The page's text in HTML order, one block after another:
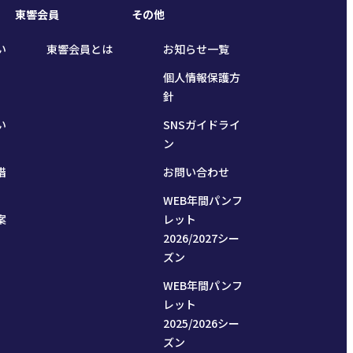
東響会員
東響会員とは
その他
お知らせ一覧
個人情報保護方
針
SNSガイドライ
ン
お問い合わせ
WEB年間パンフ
レット
2026/2027シー
ズン
WEB年間パンフ
レット
2025/2026シー
ズン